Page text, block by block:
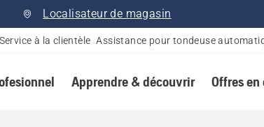
Localisateur de magasin
Service à la clientèle Assistance pour tondeuse
Apprendre & découvrir Offres en